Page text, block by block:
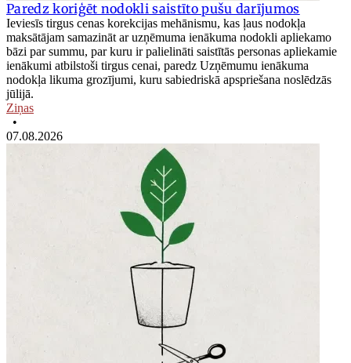
Paredz koriģēt nodokli saistīto pušu darījumos
Ieviesīs tirgus cenas korekcijas mehānismu, kas ļaus nodokļa
maksātājam samazināt ar uzņēmuma ienākuma nodokli apliekamo
bāzi par summu, par kuru ir palielināti saistītās personas apliekamie
ienākumi atbilstoši tirgus cenai, paredz Uzņēmumu ienākuma
nodokļa likuma grozījumi, kuru sabiedriskā apspriešana noslēdzās
jūlijā.
Ziņas
•
07.08.2026